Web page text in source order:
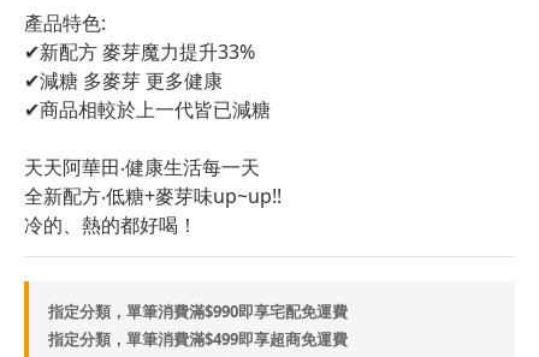
產品特色:
✔新配方 麥芽魔力提升33%
✔減糖 多麥芽 更多健康
✔商品相較於上一代皆已減糖
天天阿華田‧健康生活每一天
全新配方‧低糖+麥芽味up~up!!
冷的、熱的都好喝！
指定分類，單筆消費滿$990即享宅配免運費
指定分類，單筆消費滿$499即享超商免運費